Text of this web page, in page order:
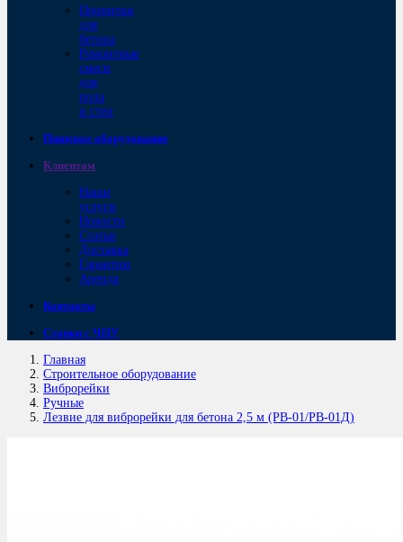
Пропитки
для
бетона
Ремонтные
смеси
для
пола
и стен
Пищевое оборудование
Клиентам
Наши
услуги
Новости
Статьи
Доставка
Гарантии
Аренда
Контакты
Станки с ЧПУ
Главная
Строительное оборудование
Виброрейки
Ручные
Лезвие для виброрейки для бетона 2,5 м (РВ-01/РВ-01Д)